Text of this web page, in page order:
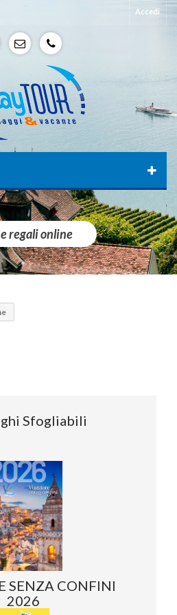
Accedi
e p
regali online
Sfogliabili
SENZA CONFINI
2026